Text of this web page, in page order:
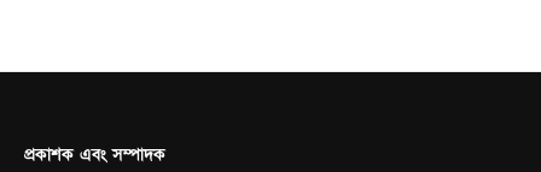
প্রকাশক এবং সম্পাদক